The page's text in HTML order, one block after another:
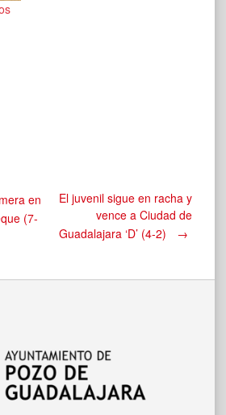
en
(7-
El juvenil sigue en racha y
vence a Ciudad de
Guadalajara ‘D’ (4-2)
→